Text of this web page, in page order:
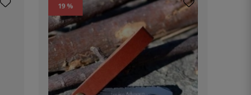
19 %